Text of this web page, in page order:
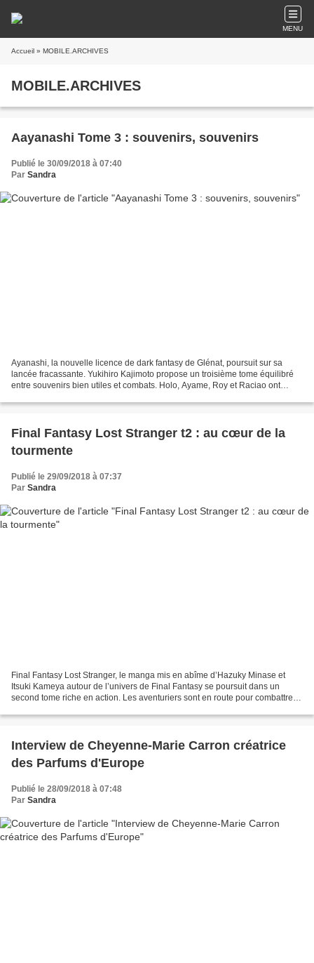
MENU
Accueil » MOBILE.ARCHIVES
MOBILE.ARCHIVES
Aayanashi Tome 3 : souvenirs, souvenirs
Publié le 30/09/2018 à 07:40
Par Sandra
Ayanashi, la nouvelle licence de dark fantasy de Glénat, poursuit sur sa
lancée fracassante. Yukihiro Kajimoto propose un troisième tome équilibré
entre souvenirs bien utiles et combats. Holo, Ayame, Roy et Raciao ont
Final Fantasy Lost Stranger t2 : au cœur de la
tourmente
Publié le 29/09/2018 à 07:37
Par Sandra
Final Fantasy Lost Stranger, le manga mis en abîme d’Hazuky Minase et
Itsuki Kameya autour de l’univers de Final Fantasy se poursuit dans un
second tome riche en action. Les aventuriers sont en route pour combattre le
Interview de Cheyenne-Marie Carron créatrice
des Parfums d'Europe
Publié le 28/09/2018 à 07:48
Par Sandra